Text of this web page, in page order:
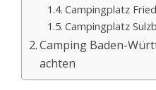
Campingplatz
Campingplatz
Camping Baden-
achten